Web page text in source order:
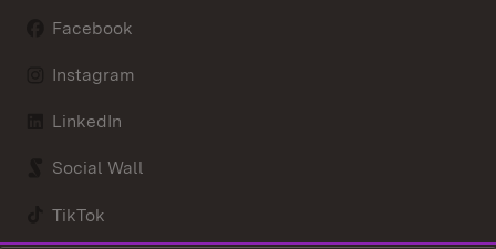
Facebook
Instagram
LinkedIn
Social Wall
TikTok